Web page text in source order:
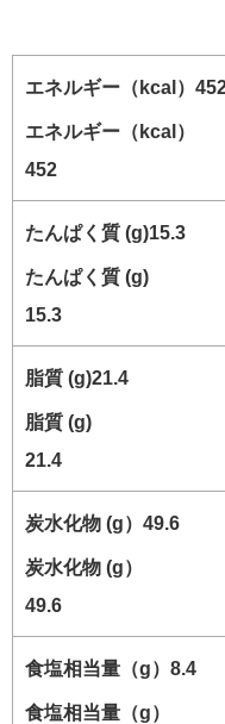
エネルギー（kcal）
452
たんぱく質 (g)
15.3
脂質 (g)
21.4
炭水化物 (g）
49.6
食塩相当量（g）